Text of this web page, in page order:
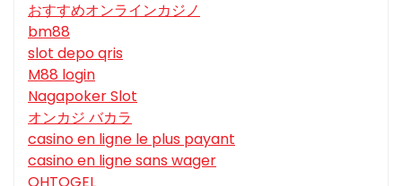
おすすめオンラインカジノ
bm88
slot depo qris
M88 login
Nagapoker Slot
オンカジ バカラ
casino en ligne le plus payant
casino en ligne sans wager